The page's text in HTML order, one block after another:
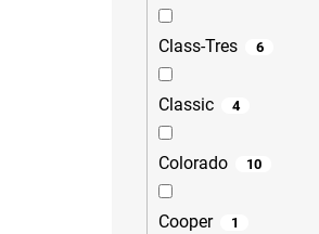
Class-Tres 6
Classic 4
Colorado 10
Cooper 1